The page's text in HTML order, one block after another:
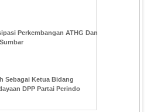
Perkembangan ATHG Dan
Sebagai Ketua Bidang
DPP Partai Perindo